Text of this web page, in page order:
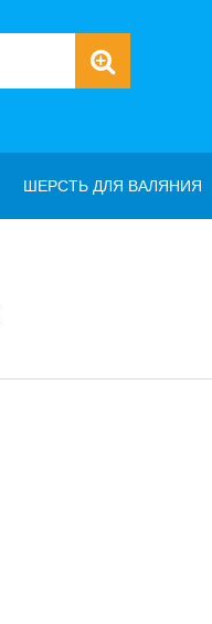
ШЕРСТЬ ДЛЯ ВАЛЯНИЯ